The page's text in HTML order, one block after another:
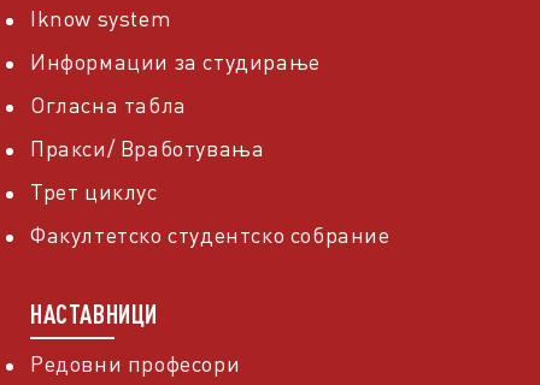
Iknow system
Информации за студирање
Огласна табла
Пракси/ Вработувања
Трет циклус
Факултетско студентско собрание
НАСТАВНИЦИ
Редовни професори